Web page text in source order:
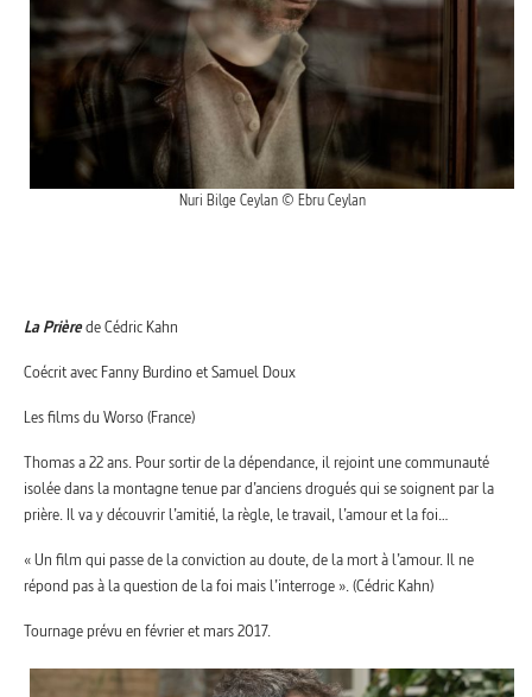
Nuri Bilge Ceylan © Ebru Ceylan
La Prièrede Cédric Kahn
Coécrit avec Fanny Burdino et Samuel Doux
Les films du Worso (France)
Thomas a 22 ans. Pour sortir de la dépendance, il rejoint une communauté
isolée dans la montagne tenue par d’anciens drogués qui se soignent par la
prière. Il va y découvrir l’amitié, la règle, le travail, l’amour et la foi…
« Un film qui passe de la conviction au doute, de la mort à l’amour. Il ne
répond pas à la question de la foi mais l’interroge ». (Cédric Kahn)
Tournage prévu en février et mars 2017.